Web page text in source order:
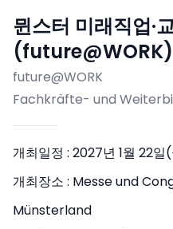
뮌스터 미래직업·
(future@WORK)
future@WORK
Fachkräfte- und
개최일정 : 2027년 1월 22
개최장소 : Messe und
Münsterland